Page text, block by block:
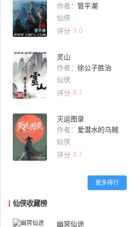
作者： 管平潮
仙侠
评分 9.0
灵山
作者： 徐公子胜治
仙侠
评分 8.7
灭运图录
作者： 爱潜水的乌贼
仙侠
评分 8.7
更多排行
仙侠收藏榜
幽冥仙途